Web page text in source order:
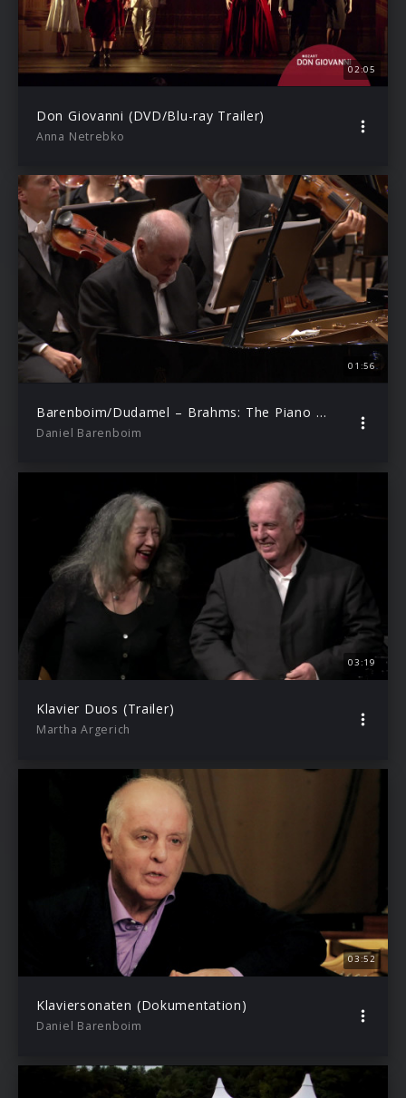
02:05
Don Giovanni (DVD/Blu-ray Trailer)
Anna Netrebko
01:56
Barenboim/Dudamel – Brahms: The Piano Concertos (Trailer)
Daniel Barenboim
03:19
Klavier Duos (Trailer)
Martha Argerich
03:52
Klaviersonaten (Dokumentation)
Daniel Barenboim